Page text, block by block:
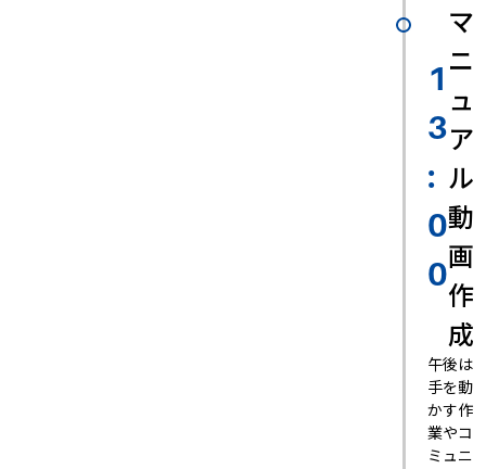
1
3
:
0
0
マ
ニ
ュ
ア
ル
動
画
作
成
午後は
手を動
かす作
業やコ
ミュニ